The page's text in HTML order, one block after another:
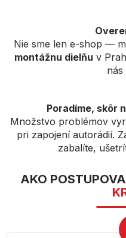
Nie sme len e-shop —
montážnu dielňu v
nás
Poradíme, skôr
Množstvo problémov
pri zapojení autorádií.
zabalíte,
AKO